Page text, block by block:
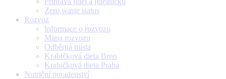
Zero waste status
Rozvoz
Informace o rozvozu
Mapa rozvozu
Odběrná místa
Krabičková dieta Brno
Krabičková dieta Praha
Nutriční poradenství